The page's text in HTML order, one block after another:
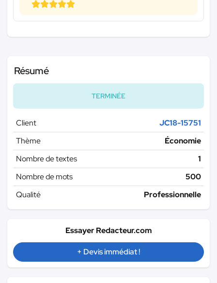
Résumé
TERMINÉE
Client
JC18-15751
Thème
Économie
Nombre de textes
1
Nombre de mots
500
Qualité
Professionnelle
Essayer Redacteur.com
+ Devis immédiat !